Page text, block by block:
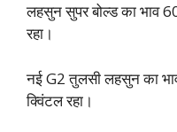
लहसुन सुपर बोल्ड का भाव
रहा।
नई G2 तुलसी लहसुन का
क्विंटल रहा।